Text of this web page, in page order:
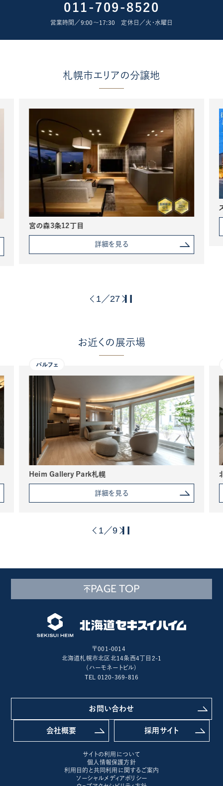
011-709-8520
営業時間／9:00〜17:30 定休日／火･水曜日
札幌市エリアの分譲地
宮の森3条12丁目
詳細を見る
1 ／27
お近くの展示場
パルフェ
Heim Gallery Park札幌
詳細を見る
1 ／9
PAGE TOP
〒001-0014
北海道札幌市北区北14条西4丁目2-1
(ハーモネートビル)
TEL 0120-369-816
お問い合わせ
会社概要 採用サイト
サイトの利用について
個人情報保護方針
利用目的と共同利用に関するご案内
ソーシャルメディアポリシー